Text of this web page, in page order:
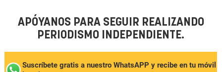
APÓYANOS PARA SEGUIR REALIZANDO
PERIODISMO INDEPENDIENTE.
Suscríbete gratis a nuestro WhatsAPP y recibe en tu móvil